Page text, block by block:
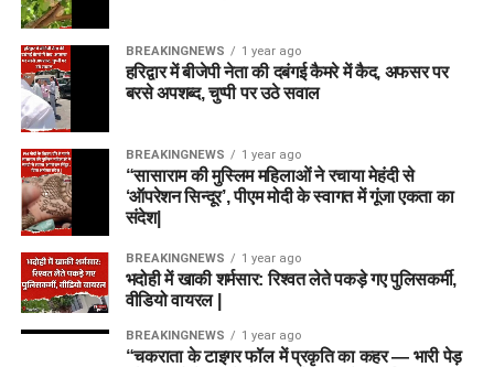
BREAKINGNEWS 1 year ago
हरिद्वार में बीजेपी नेता की दबंगई कैमरे में कैद, अफसर पर
बरसे अपशब्द, चुप्पी पर उठे सवाल
BREAKINGNEWS 1 year ago
“सासाराम की मुस्लिम महिलाओं ने रचाया मेहंदी से
‘ऑपरेशन सिन्दूर’, पीएम मोदी के स्वागत में गूंजा एकता का
संदेश|
BREAKINGNEWS 1 year ago
भदोही में खाकी शर्मसार: रिश्वत लेते पकड़े गए पुलिसकर्मी,
वीडियो वायरल |
BREAKINGNEWS 1 year ago
“चकराता के टाइगर फॉल में प्रकृति का कहर — भारी पेड़